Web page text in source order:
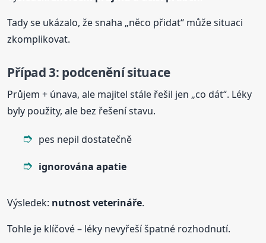
Tady se ukázalo, že snaha „něco přidat“ může situaci
zkomplikovat.
Případ 3: podcenění situace
Průjem + únava, ale majitel stále řešil jen „co dát“. Léky
byly použity, ale bez řešení stavu.
pes nepil dostatečně
ignorována apatie
Výsledek: nutnost veterináře.
Tohle je klíčové – léky nevyřeší špatné rozhodnutí.